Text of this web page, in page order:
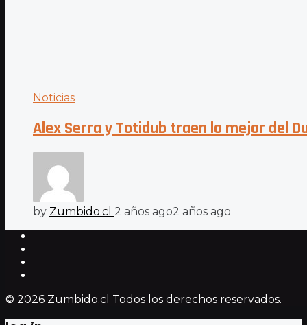
Noticias
Alex Serra y Totidub traen lo mejor del
by Zumbido.cl 2 años ago2 años ago
© 2026 Zumbido.cl Todos los derechos reservados.